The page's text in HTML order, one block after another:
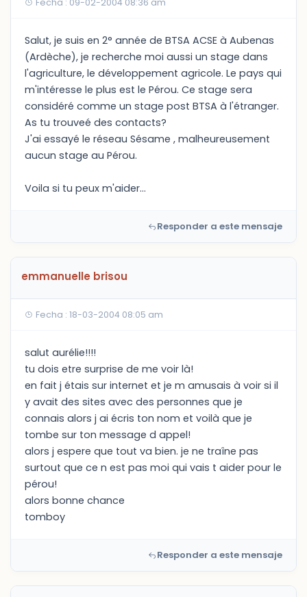
Fecha : 09-02-2004 08:36 am
Salut, je suis en 2° année de BTSA ACSE à Aubenas
(Ardèche), je recherche moi aussi un stage dans
l'agriculture, le développement agricole. Le pays qui
m'intéresse le plus est le Pérou. Ce stage sera
considéré comme un stage post BTSA à l'étranger.
As tu trouveé des contacts?
J'ai essayé le réseau Sésame , malheureusement
aucun stage au Pérou.
Voila si tu peux m'aider...
Responder a este mensaje
emmanuelle brisou
Fecha : 18-03-2004 08:05 am
salut aurélie!!!!
tu dois etre surprise de me voir là!
en fait j étais sur internet et je m amusais à voir si il
y avait des sites avec des personnes que je
connais alors j ai écris ton nom et voilà que je
tombe sur ton message d appel!
alors j espere que tout va bien. je ne traîne pas
surtout que ce n est pas moi qui vais t aider pour le
pérou!
alors bonne chance
tomboy
Responder a este mensaje